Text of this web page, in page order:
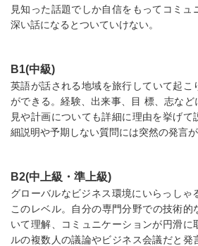
見知った話題でしか自信をもってコミュ
深い話になるとついていけない。
B1(中級)
英語が話される地域を旅行していて起こ
ができる。経験、出来事、目 標、志な
見や計画についても詳細に理由を挙げ
細説明や予期しない質問には突然の発言が
B2(中上級・準上級)
グローバルなビジネス環境にいらっしゃ
このレベル。自分の専門分野での技術的
いて理解、コミュニケーションが円滑に
ルの複数人の議論やビジネス会議だと発